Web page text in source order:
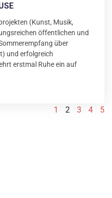
(Kunst, Musik,
öffentlichen und
über
und erfolgreich
erstmal Ruhe ein auf
1 2 3 4 5